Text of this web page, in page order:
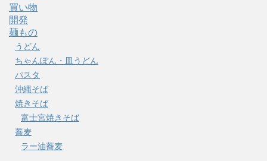
買い物
開発
麺もの
うどん
ちゃんぽん・皿うどん
パスタ
沖縄そば
焼きそば
富士宮焼きそば
蕎麦
ラー油蕎麦